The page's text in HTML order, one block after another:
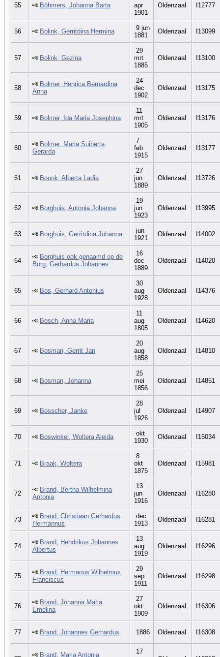
55 Böhmers, Johanna Barta
apr
1901
Oldenzaal I12777
56 Bolink, Gerritdina Hermina
9 jun
1881
Oldenzaal I13099
57 Bolink, Gezina
29
mrt
1885
Oldenzaal I13100
58
Bolmer, Henrica Bernardina
Anna
24
dec
1902
Oldenzaal I13175
59 Bolmer, Ida Maria Josephina
11
mrt
1905
Oldenzaal I13176
60
Bolmer, Maria Suiberta
Gerarda
7
feb
1915
Oldenzaal I13177
61 Boonk, Alberta Ladia
27
jun
1889
Oldenzaal I13726
62 Borghuis, Antonia Johanna
19
jun
1923
Oldenzaal I13995
63 Borghuis, Gerritdina Johanna
jun
1921
Oldenzaal I14002
64
Borghuis ook genaamd op de
Borg, Gerhardus Johannes
16
dec
1889
Oldenzaal I14020
65 Bos, Gerhard Antonius
30
aug
1928
Oldenzaal I14376
66 Bosch, Anna Maria
11
aug
1805
Oldenzaal I14620
67 Bosman, Gerrit Jan
20
aug
1858
Oldenzaal I14810
68 Bosman, Johanna
25
mei
1856
Oldenzaal I14851
69 Bosscher, Janke
28
jul
1926
Oldenzaal I14907
70 Boswinkel, Woltera Aleida
okt
1930
Oldenzaal I15034
71 Braak, Woltera
8
okt
1875
Oldenzaal I15981
72
Brand, Bertha Wilhelmina
Antonia
13
jun
1916
Oldenzaal I16280
73
Brand, Christiaan Gerhardus
Hermannus
dec
1913
Oldenzaal I16281
74
Brand, Hendrikus Johannes
Albertus
13
aug
1919
Oldenzaal I16296
75
Brand, Hermanus Wilhelmus
Franciscus
29
sep
1911
Oldenzaal I16298
76
Brand, Johanna Maria
Emelina
27
okt
1909
Oldenzaal I16306
77 Brand, Johannes Gerhardus 1886 Oldenzaal I16308
Brand, Maria Antonia
17